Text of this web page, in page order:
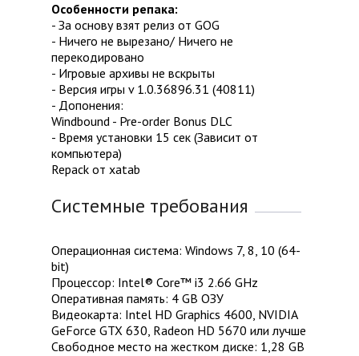
Особенности репака:
- За основу взят релиз от GOG
- Ничего не вырезано/ Ничего не
перекодировано
- Игровые архивы не вскрыты
- Версия игры v 1.0.36896.31 (40811)
- Допонения:
Windbound - Pre-order Bonus DLC
- Время установки 15 сек (Зависит от
компьютера)
Repack от xatab
Системные требования
Операционная система: Windows 7, 8, 10 (64-
bit)
Процессор: Intel® Core™ i3 2.66 GHz
Оперативная память: 4 GB ОЗУ
Видеокарта: Intel HD Graphics 4600, NVIDIA
GeForce GTX 630, Radeon HD 5670 или лучше
Свободное место на жестком диске: 1,28 GB